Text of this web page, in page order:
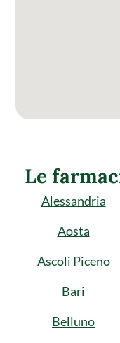
Le
Alessandria
Aosta
Ascoli Piceno
Bari
Belluno